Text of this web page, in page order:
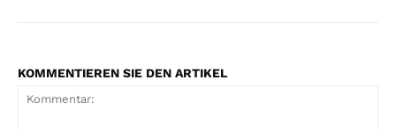
KOMMENTIEREN SIE DEN ARTIKEL